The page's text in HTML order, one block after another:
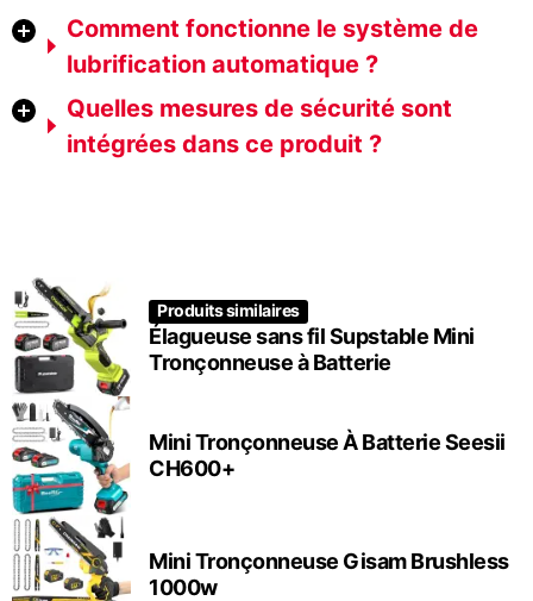
Comment fonctionne le système de
lubrification automatique ?
Quelles mesures de sécurité sont
intégrées dans ce produit ?
Produits similaires
Élagueuse sans fil Supstable Mini
Tronçonneuse à Batterie
Mini Tronçonneuse À Batterie Seesii
CH600+
Mini Tronçonneuse Gisam Brushless
1000w